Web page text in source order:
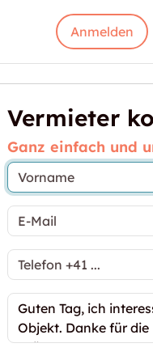
Anmelden
für "Gönnen Sie
Vermieter
Ganz einfach und